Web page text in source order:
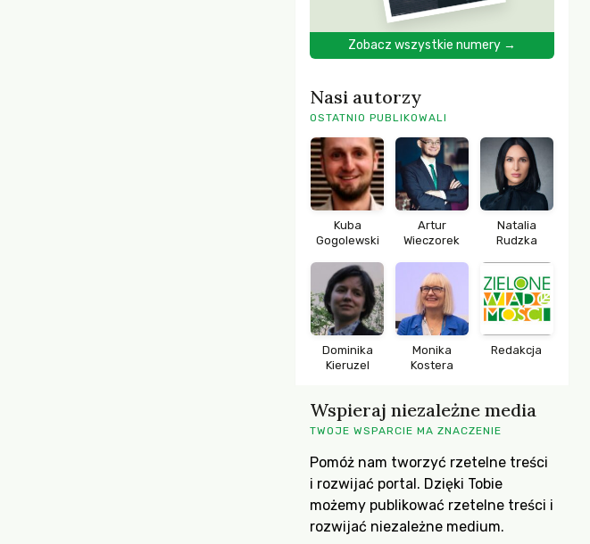
Zobacz wszystkie numery →
Nasi autorzy
OSTATNIO PUBLIKOWALI
Kuba
Gogolewski
Artur
Wieczorek
Natalia
Rudzka
Dominika
Kieruzel
Monika
Kostera
Redakcja
Wspieraj niezależne media
TWOJE WSPARCIE MA ZNACZENIE
Pomóż nam tworzyć rzetelne treści
i rozwijać portal. Dzięki Tobie
możemy publikować rzetelne treści i
rozwijać niezależne medium.